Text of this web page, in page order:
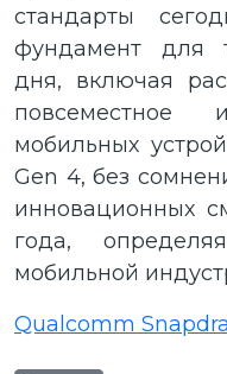
стандарты
фундамент для
дня, включая
мобильных
Gen 4, без
инновационных
года,
мобильной
Qualcomm